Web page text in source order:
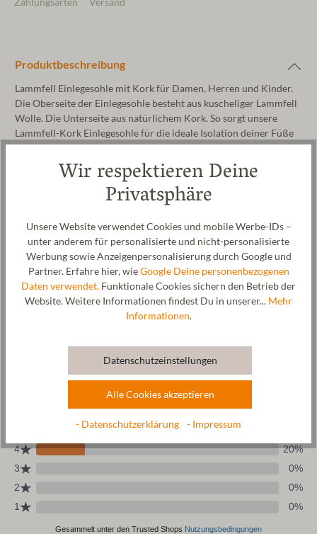
Produktbeschreibung
Lammfell Einlegesohle mit Kork für Damen, Herren und Kinder.
Die Oberseite der Einlegesohle besteht aus kuscheliger Lammfell
Wolle. Die Unterseite aus natürlichem Kork. So sorgt unsere
Lammfell-Kork Einlegesohle für die ideale Isolation deiner Füße
gegen aufsteigende Kälte. Lammfell ist besonders kuschelig und
weich. Lammfell ist außerdem temperaturregulierend,
antibakteriell und ihm wird auch eine gesundheitsfördernde
Wirkung nachgesagt. Unsere Einlegesohle ist außerdem sehr
pflegeleicht und schont das Innenleben deiner Schuhe.
Hersteller: Gottstein GmbH, Industriestraße 31, 6430 Ötztal-
Bahnhof, AUSTRIA,office@gottstein.at
Größentabelle
Wir respektieren Deine
Privatsphäre
Unsere Website verwendet Cookies und mobile Werbe-IDs –
unter anderem für personalisierte und nicht-personalisierte
Werbung sowie Anzeigenpersonalisierung durch Google und
Partner. Erfahre hier, wieGoogle Deine personenbezogenen
Daten verwendet. Funktionale Cookies sichern den Betrieb der
Website. Weitere Informationen findest Du in unserer... Mehr
Informationen.
Datenschutzeinstellungen
Alle Cookies akzeptieren
- Datenschutzerklärung - Impressum